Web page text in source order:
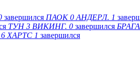
завершился ПАОК 0 АНДЕРЛ. 1
ТУН 3 ВИКИНГ. 0 завершился БРАГА
6 ХАРТС 1 завершился